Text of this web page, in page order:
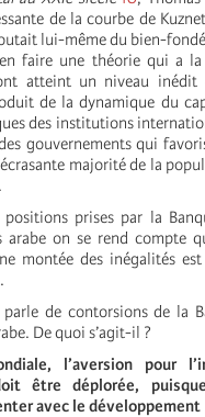
de la courbe de
lui-même du bien-
faire une théorie qui a
atteint un niveau inédit
de la dynamique du
des institutions
gouvernements qui
majorité de la
prises par la
on se rend compte
montée des inégalités
de contorsions de la
De quoi s’agit-il ?
l’aversion pour
être déplorée,
avec le développement